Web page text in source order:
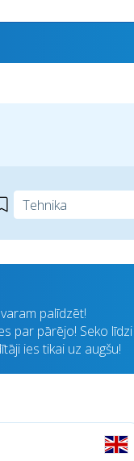
palīdzēt!
par pārējo! Seko līdzi
ies tikai uz augšu!